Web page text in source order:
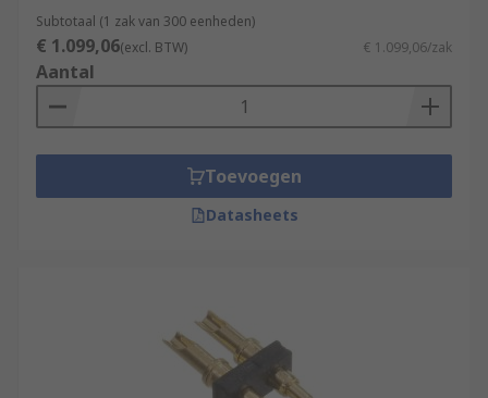
Subtotaal (1 zak van 300 eenheden)
€ 1.099,06(excl. BTW) € 1.099,06/zak
Aantal
Toevoegen
Datasheets